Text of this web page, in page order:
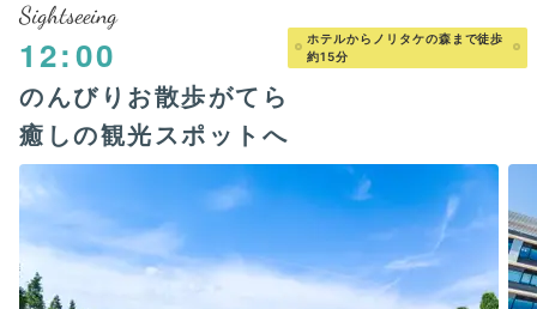
Sightseeing
12:00
ホテルからノリタケの森まで徒歩
約15分
のんびりお散歩がてら
癒しの観光スポットへ